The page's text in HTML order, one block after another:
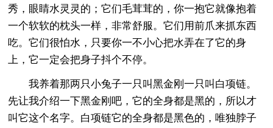
秀，眼睛水灵灵的；它们毛茸茸的，你一抱它就像抱着
一个软软的枕头一样，非常舒服。它们用前爪来抓东西
吃。它们很怕水，只要你一不小心把水弄在了它的身
上，它一定会把身子抖个不停。
我养着那两只小兔子一只叫黑金刚一只叫白项链。
先让我介绍一下黑金刚吧，它的全身都是黑的，所以才
叫它这个名字。白项链它的全身都是黑色的，唯独脖子